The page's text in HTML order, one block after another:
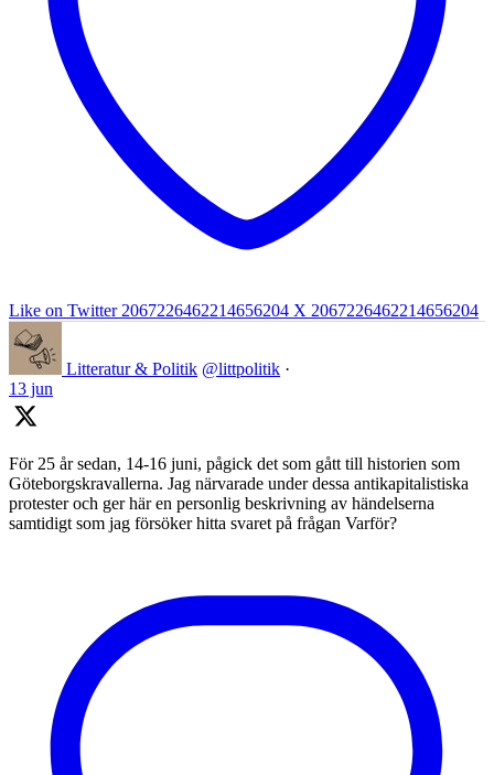
Like on Twitter 2067226462214656204 X 2067226462214656204
Litteratur & Politik @littpolitik ·
13 jun
För 25 år sedan, 14-16 juni, pågick det som gått till historien som
Göteborgskravallerna. Jag närvarade under dessa antikapitalistiska
protester och ger här en personlig beskrivning av händelserna
samtidigt som jag försöker hitta svaret på frågan Varför?